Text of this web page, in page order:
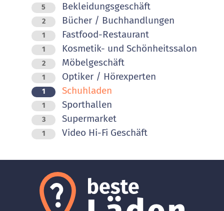
5 Bekleidungsgeschäft
2 Bücher / Buchhandlungen
1 Fastfood-Restaurant
1 Kosmetik- und Schönheitssalon
2 Möbelgeschäft
1 Optiker / Hörexperten
1 Schuhladen
1 Sporthallen
3 Supermarket
1 Video Hi-Fi Geschäft